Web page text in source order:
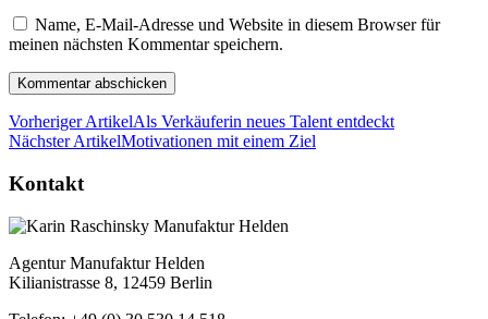
Name, E-Mail-Adresse und Website in diesem Browser für
meinen nächsten Kommentar speichern.
Vorheriger ArtikelAls Verkäuferin neues Talent entdeckt
Nächster ArtikelMotivationen mit einem Ziel
Kontakt
Agentur Manufaktur Helden
Kilianistrasse 8, 12459 Berlin